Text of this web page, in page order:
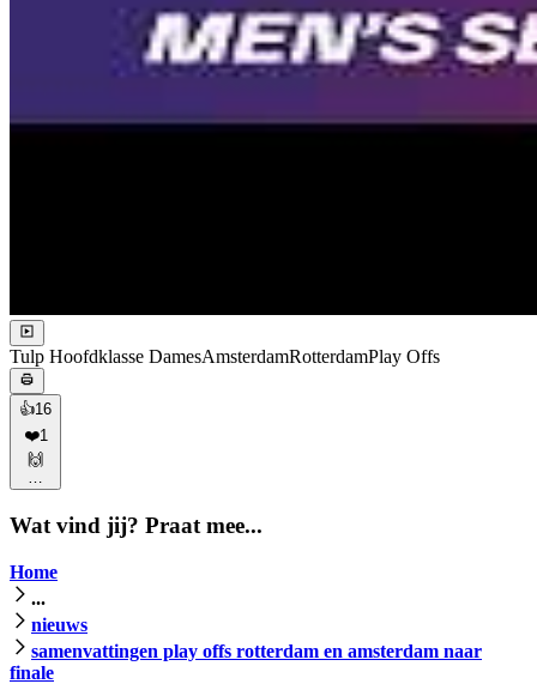
Tulp Hoofdklasse DamesAmsterdamRotterdamPlay Offs
👍16
❤️1
🙌
…
Wat vind jij? Praat mee...
Home
...
nieuws
samenvattingen play offs rotterdam en amsterdam naar
finale